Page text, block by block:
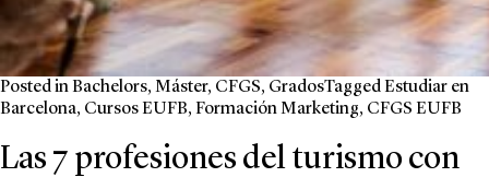
Posted inBachelors, Máster, CFGS, GradosTaggedEstudiar en
Barcelona, Cursos EUFB, Formación Marketing, CFGS EUFB
Las 7 profesiones del turismo con